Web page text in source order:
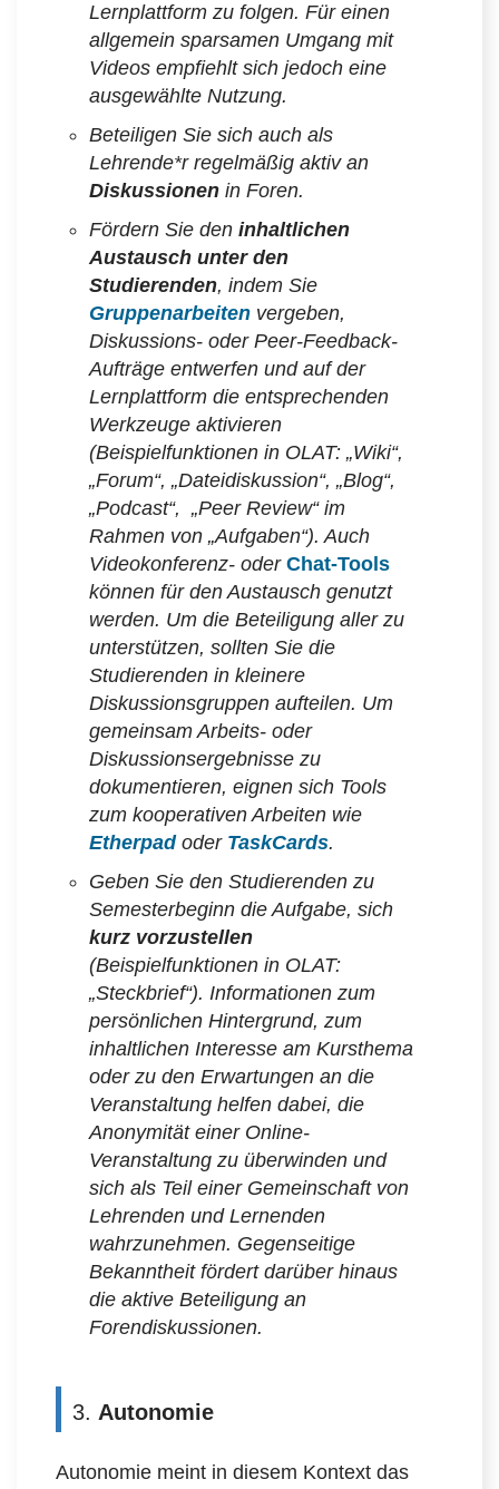
Lernplattform zu folgen. Für einen
allgemein sparsamen Umgang mit
Videos empfiehlt sich jedoch eine
ausgewählte Nutzung.
Beteiligen Sie sich auch als
Lehrende*r regelmäßig aktiv an
Diskussionen in Foren.
Fördern Sie den inhaltlichen
Austausch unter den
Studierenden, indem Sie
Gruppenarbeiten vergeben,
Diskussions- oder Peer-Feedback-
Aufträge entwerfen und auf der
Lernplattform die entsprechenden
Werkzeuge aktivieren
(Beispielfunktionen in OLAT: „Wiki“,
„Forum“, „Dateidiskussion“, „Blog“,
„Podcast“, „Peer Review“ im
Rahmen von „Aufgaben“). Auch
Videokonferenz- oder Chat-Tools
können für den Austausch genutzt
werden. Um die Beteiligung aller zu
unterstützen, sollten Sie die
Studierenden in kleinere
Diskussionsgruppen aufteilen. Um
gemeinsam Arbeits- oder
Diskussionsergebnisse zu
dokumentieren, eignen sich Tools
zum kooperativen Arbeiten wie
Etherpadoder TaskCards.
Geben Sie den Studierenden zu
Semesterbeginn die Aufgabe, sich
kurz vorzustellen
(Beispielfunktionen in OLAT:
„Steckbrief“). Informationen zum
persönlichen Hintergrund, zum
inhaltlichen Interesse am Kursthema
oder zu den Erwartungen an die
Veranstaltung helfen dabei, die
Anonymität einer Online-
Veranstaltung zu überwinden und
sich als Teil einer Gemeinschaft von
Lehrenden und Lernenden
wahrzunehmen. Gegenseitige
Bekanntheit fördert darüber hinaus
die aktive Beteiligung an
Forendiskussionen.
3. Autonomie
Autonomie meint in diesem Kontext das